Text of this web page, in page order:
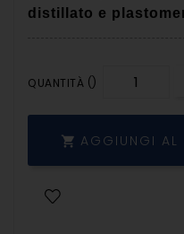
distillato e
QUANTITÀ ()
 AGGIUNGI AL